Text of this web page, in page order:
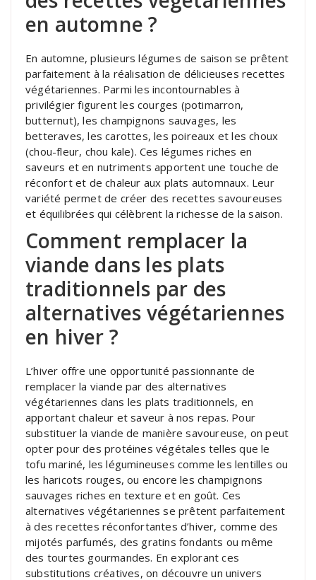
en automne ?
En automne, plusieurs légumes de saison se prêtent
parfaitement à la réalisation de délicieuses recettes
végétariennes. Parmi les incontournables à
privilégier figurent les courges (potimarron,
butternut), les champignons sauvages, les
betteraves, les carottes, les poireaux et les choux
(chou-fleur, chou kale). Ces légumes riches en
saveurs et en nutriments apportent une touche de
réconfort et de chaleur aux plats automnaux. Leur
variété permet de créer des recettes savoureuses
et équilibrées qui célèbrent la richesse de la saison.
Comment remplacer la
viande dans les plats
traditionnels par des
alternatives végétariennes
en hiver ?
L’hiver offre une opportunité passionnante de
remplacer la viande par des alternatives
végétariennes dans les plats traditionnels, en
apportant chaleur et saveur à nos repas. Pour
substituer la viande de manière savoureuse, on peut
opter pour des protéines végétales telles que le
tofu mariné, les légumineuses comme les lentilles ou
les haricots rouges, ou encore les champignons
sauvages riches en texture et en goût. Ces
alternatives végétariennes se prêtent parfaitement
à des recettes réconfortantes d’hiver, comme des
mijotés parfumés, des gratins fondants ou même
des tourtes gourmandes. En explorant ces
substitutions créatives, on découvre un univers